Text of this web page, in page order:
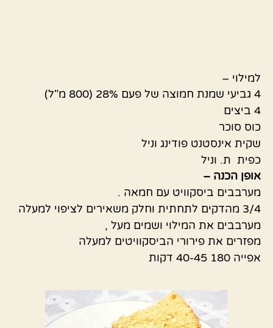
למילוי –
4 גביעי שמנת חמוצה של פעם 28% (800 מ"ל)
4 ביצים
כוס סוכר
שקית אינסטנט פודינג וניל
כפית ת. וניל
אופן הכנה –
מערבבים ביסקוויט עם חמאה .
3/4 מהדקים לתחתית וחלק משאירים לציפוי למעלה
מערבבים את המילוי ושמים מעל ,
מפזרים את פירורי הביסקוויטים למעלה
אפייה 180 40-45 דקות